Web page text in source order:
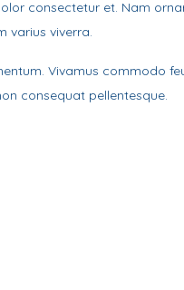
consectetur et. Nam
varius viverra.
Vivamus commodo
consequat pellentesque.